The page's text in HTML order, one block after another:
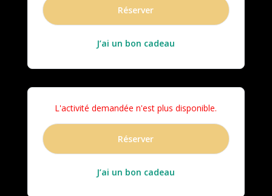
Réserver
J’ai un bon cadeau
L'activité demandée n'est plus disponible.
Réserver
J’ai un bon cadeau